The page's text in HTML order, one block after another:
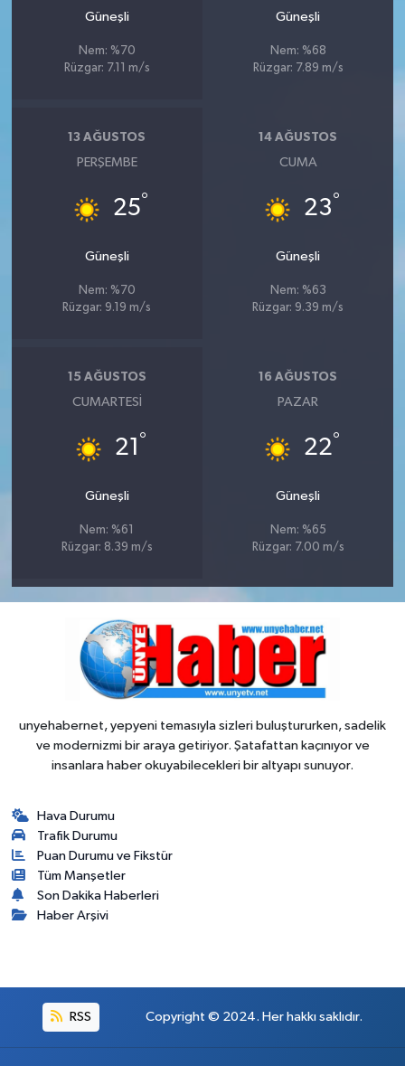
Güneşli
Nem: %70
Rüzgar: 7.11 m/s
Güneşli
Nem: %68
Rüzgar: 7.89 m/s
13 AĞUSTOS
PERŞEMBE
25°
Güneşli
Nem: %70
Rüzgar: 9.19 m/s
14 AĞUSTOS
CUMA
23°
Güneşli
Nem: %63
Rüzgar: 9.39 m/s
15 AĞUSTOS
CUMARTESI
21 °
Güneşli
Nem: %61
Rüzgar: 8.39 m/s
16 AĞUSTOS
PAZAR
22°
Güneşli
Nem: %65
Rüzgar: 7.00 m/s
unyehabernet, yepyeni temasıyla sizleri buluştururken, sadelik
ve modernizmi bir araya getiriyor. Şatafattan kaçınıyor ve
insanlara haber okuyabilecekleri bir altyapı sunuyor.
Hava Durumu
Trafik Durumu
Puan Durumu ve Fikstür
Tüm Manşetler
Son Dakika Haberleri
Haber Arşivi
RSS Copyright © 2024. Her hakkı saklıdır.